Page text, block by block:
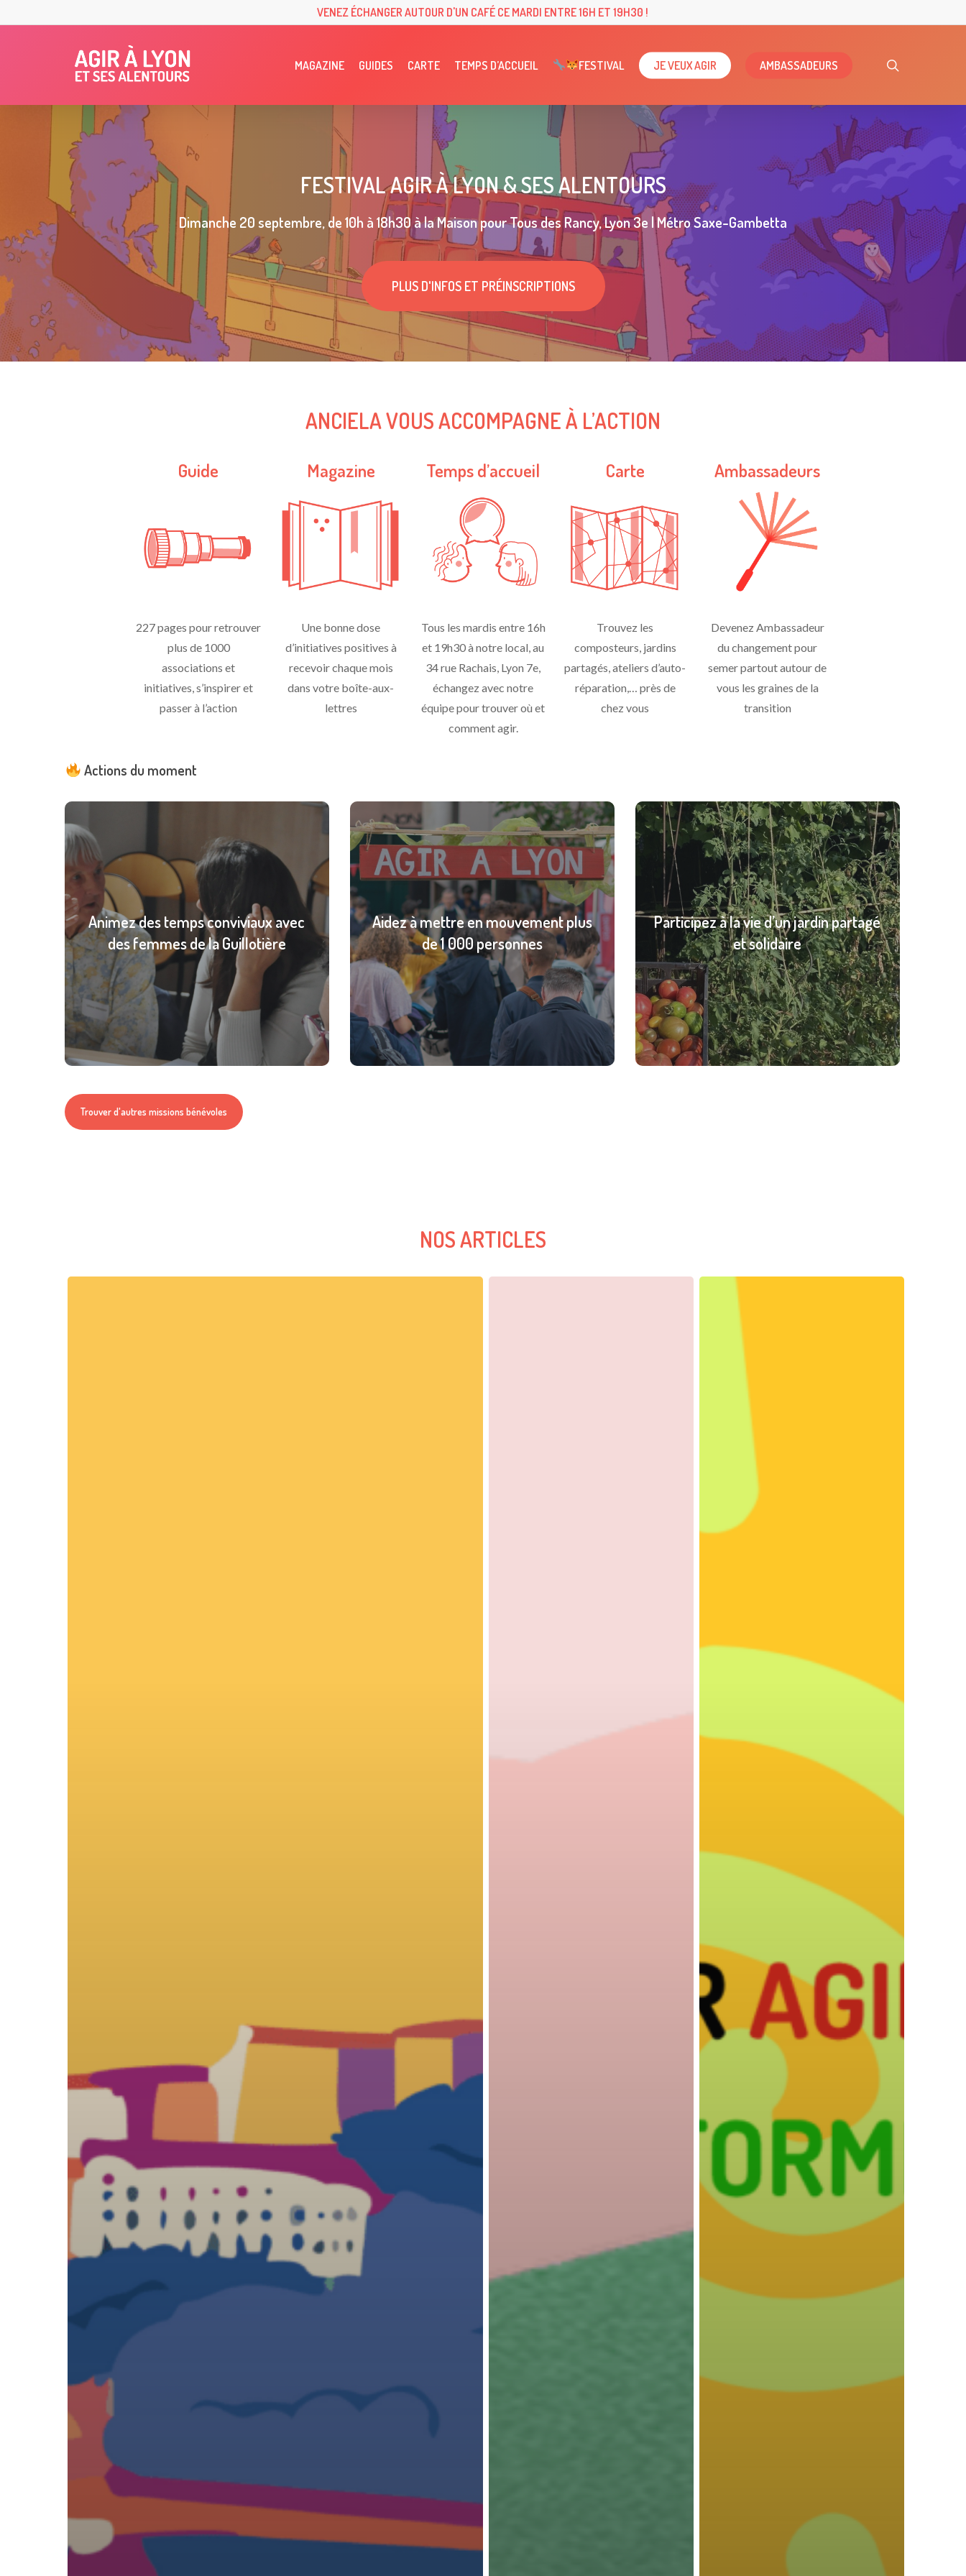
to
VENEZ ÉCHANGER AUTOUR D'UN CAFÉ CE MARDI ENTRE 16H ET 19H30 !
MAGAZINE GUIDES CARTE TEMPS D’ACCUEIL FESTIVAL JE VEUX AGIR AMBASSADEURS
FESTIVAL AGIR À LYON & SES ALENTOURS
Dimanche 20 septembre, de 10h à 18h30 à la Maison pour Tous des Rancy, Lyon 3e | Métro Saxe-Gambetta
PLUS D'INFOS ET PRÉINSCRIPTIONS
ANCIELA VOUS ACCOMPAGNE À L’ACTION
Guide
227 pages pour retrouver
plus de 1000
associations et
initiatives, s’inspirer et
passer à l’action
Magazine
Une bonne dose
d’initiatives positives à
recevoir chaque mois
dans votre boîte-aux-
lettres
Temps d’accueil
Tous les mardis entre 16h
et 19h30 à notre local, au
34 rue Rachais, Lyon 7e,
échangez avec notre
équipe pour trouver où et
comment agir.
Carte
Trouvez les
composteurs, jardins
partagés, ateliers d’auto-
réparation,… près de
chez vous
Ambassadeurs
Devenez Ambassadeur
du changement pour
semer partout autour de
vous les graines de la
transition
Actions du moment
Animez des temps conviviaux avec
des femmes de la Guillotière
Aidez à mettre en mouvement plus
de 1 000 personnes
Participez à la vie d’un jardin partagé
et solidaire
Trouver d'autres missions bénévoles
NOS ARTICLES